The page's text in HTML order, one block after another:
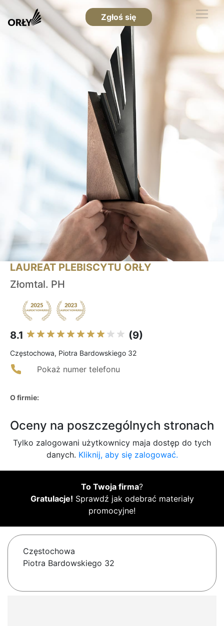
Zgłoś się
LAUREAT PLEBISCYTU ORŁY
Złomtal. PH
8.1 (9)
Częstochowa, Piotra Bardowskiego 32
Pokaż numer telefonu
O firmie:
Oceny na poszczególnych stronach
Tylko zalogowani użytkownicy maja dostęp do tych
danych. Kliknij, aby się zalogować.
To Twoja firma?
Gratulacje! Sprawdź jak odebrać materiały
promocyjne!
Częstochowa
Piotra Bardowskiego 32